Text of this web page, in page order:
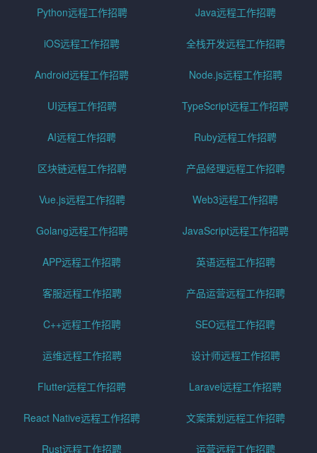
Python远程工作招聘 Java远程工作招聘
iOS远程工作招聘 全栈开发远程工作招聘
Android远程工作招聘 Node.js远程工作招聘
UI远程工作招聘 TypeScript远程工作招聘
AI远程工作招聘 Ruby远程工作招聘
区块链远程工作招聘 产品经理远程工作招聘
Vue.js远程工作招聘 Web3远程工作招聘
Golang远程工作招聘 JavaScript远程工作招聘
APP远程工作招聘 英语远程工作招聘
客服远程工作招聘 产品运营远程工作招聘
C++远程工作招聘 SEO远程工作招聘
运维远程工作招聘 设计师远程工作招聘
Flutter远程工作招聘 Laravel远程工作招聘
React Native远程工作招聘 文案策划远程工作招聘
Rust远程工作招聘 运营远程工作招聘